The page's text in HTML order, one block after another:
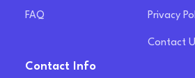
FAQ Privacy
Contact
Contact Info